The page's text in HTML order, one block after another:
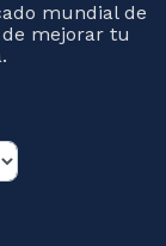
mundial de
mejorar tu